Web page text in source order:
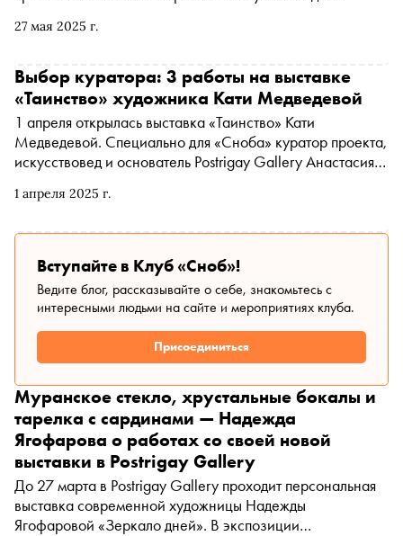
27 мая 2025 г.
работ и расспросила художников о творческом замысле
1 апреля 2025 г.
Выбор куратора: 3 работы на выставке
«Таинство» художника Кати Медведевой
1 апреля открылась выставка «Таинство» Кати
Медведевой. Специально для «Сноба» куратор проекта,
искусствовед и основатель Postrigay Gallery Анастасия
полно раскрывающие мир художницы, творчеством
Вступайте в Клуб «Сноб»!
Ведите блог, рассказывайте о себе, знакомьтесь с
интересными людьми на сайте и мероприятиях клуба.
Присоединиться
Муранское стекло, хрустальные бокалы и
тарелка с сардинами — Надежда
Ягофарова о работах со своей новой
выставки в Postrigay Gallery
До 27 марта в Postrigay Gallery проходит персональная
выставка современной художницы Надежды
Ягофаровой «Зеркало дней». В экспозиции